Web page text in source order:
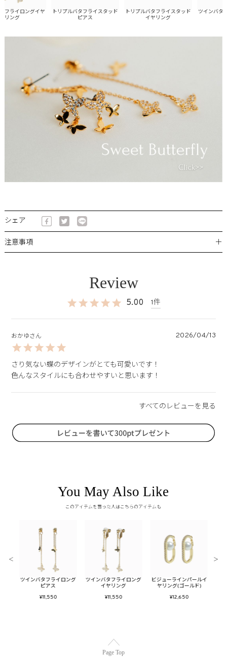
イロングイヤ
グ
トリプルバタフライスタッド
ピアス
トリプルバタフライスタッド
イヤリング
ツインバタフラ
シェア
注意事項 ＋
5.00 1
おかゆ 2026/04/13
さり気ない蝶のデザインがとても可愛いです！
You May Also Like
このアイテムを買った人はこちらのアイテムも
ツインバタフライロング
ピアス
¥11,550
ツインバタフライロング
イヤリング
¥11,550
ビジューラインパールイ
ヤリング(ゴールド)
¥12,650
＜ ＞
Page Top